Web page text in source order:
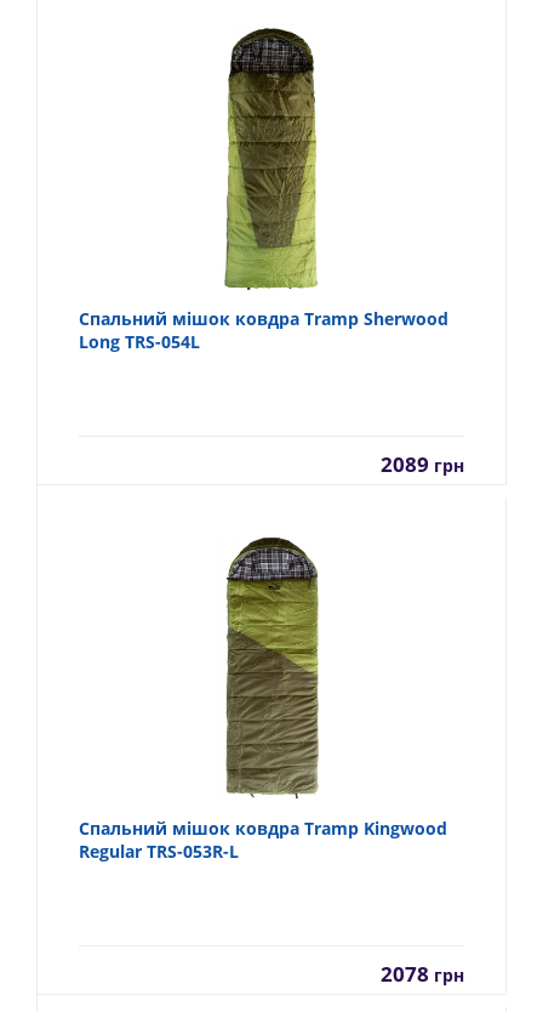
Спальний мішок ковдра Tramp Sherwood
Long TRS-054L
2089 грн
Спальний мішок ковдра Tramp Kingwood
Regular TRS-053R-L
2078 грн